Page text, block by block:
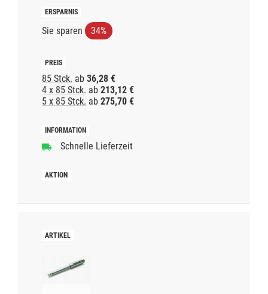
Sie sparen 34%
85 Stck. ab 36,28 €
4 x 85 Stck. ab 213,12 €
5 x 85 Stck. ab 275,70 €
Schnelle Lieferzeit